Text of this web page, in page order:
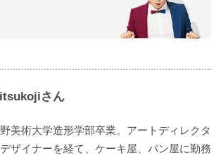
さん
美術大学造形学部卒業。アートディレクタ
ザイナーを経て、ケーキ屋、パン屋に勤務